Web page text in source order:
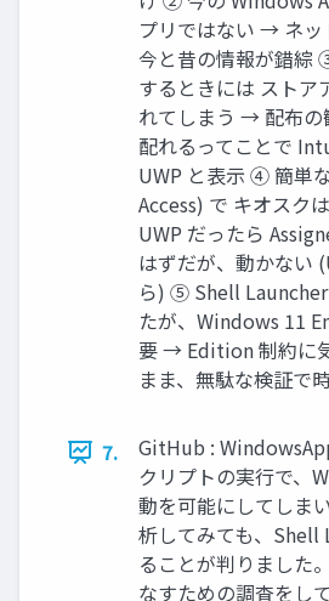
プリではない → ネ
今と昔の情報が錯綜
するときには ストア
れてしまう → 配布の
配れるってことで
UWP と表示 ④ 簡単
Access) で キオスク
UWP だったら
はずだが、動かない
ら) ⑤ Shell
たが、Windows 11
要 → Edition 制約に
まま、無駄な検証で
7.
GitHub :
クリプトの実行で、
動を可能にしてしま
析してみても、Shell
ることが判りました
なすための調査をし